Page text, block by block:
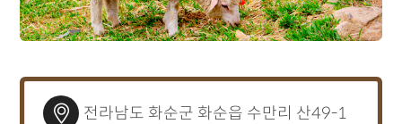
전라남도 화순군 화순읍 수만리 산49-1